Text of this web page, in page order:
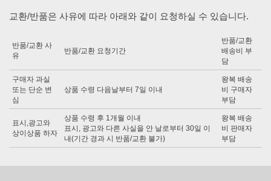
교환/반품은 사유에 따라 아래와 같이 요청하실 수 있습니다.
반품/교환 사
유
반품/교환 요청기간
반품/교환
배송비 부
담
구매자 과실
또는 단순 변
심
상품 수령 다음날부터 7일 이내
왕복 배송
비 구매자
부담
표시,광고와
상이상품 하자
상품 수령 후 1개월 이내
표시, 광고와 다른 사실을 안 날로부터 30일 이
내(기간 경과 시 반품/교환 불가)
왕복 배송
비 판매자
부담